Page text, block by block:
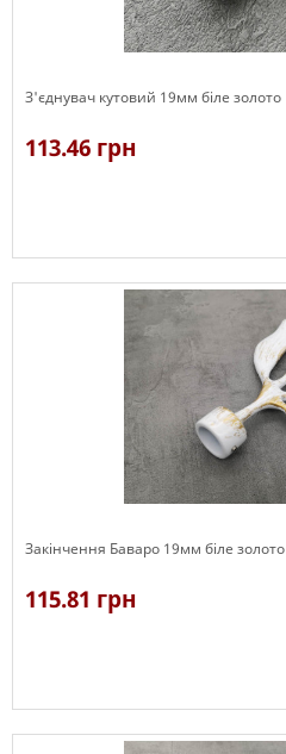
З'єднувач кутовий 19мм біле золото
113.46 грн
Закінчення Баваро 19мм біле золото
115.81 грн